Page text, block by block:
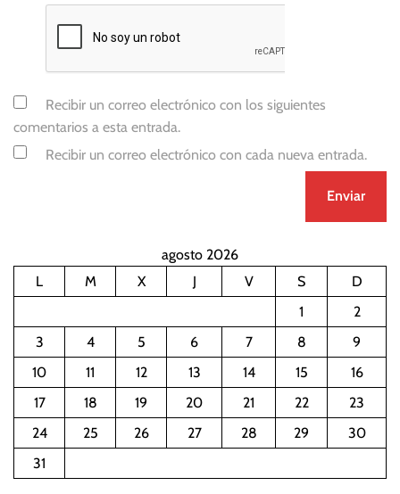
Recibir un correo electrónico con los siguientes
comentarios a esta entrada.
Recibir un correo electrónico con cada nueva entrada.
agosto 2026
L
M X J V S
D
1
2
3
4 5 6 7 8
9
10
11 12 13 14 15
16
17
18 19 20 21 22
23
24
25 26 27 28 29
30
31